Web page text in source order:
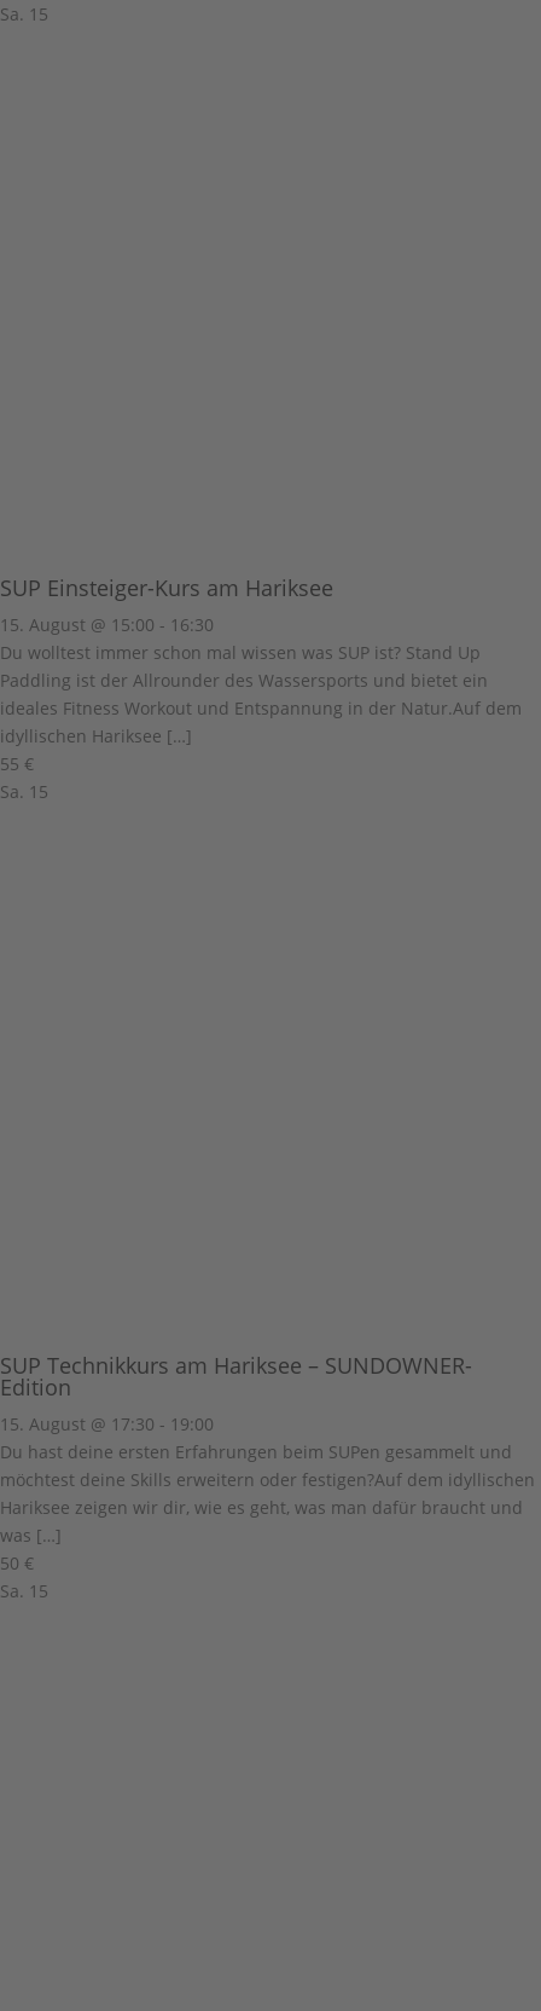
Sa. 15
SUP Einsteiger-Kurs am Hariksee
15. August @ 15:00 - 16:30
Du wolltest immer schon mal wissen was SUP ist? Stand Up
Paddling ist der Allrounder des Wassersports und bietet ein
ideales Fitness Workout und Entspannung in der Natur.Auf dem
idyllischen Hariksee […]
55 €
Sa. 15
SUP Technikkurs am Hariksee – SUNDOWNER-
Edition
15. August @ 17:30 - 19:00
Du hast deine ersten Erfahrungen beim SUPen gesammelt und
möchtest deine Skills erweitern oder festigen?Auf dem idyllischen
Hariksee zeigen wir dir, wie es geht, was man dafür braucht und
was […]
50 €
Sa. 15